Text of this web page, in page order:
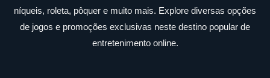
níqueis, roleta, pôquer e muito mais. Explore diversas opções
de jogos e promoções exclusivas neste destino popular de
entretenimento online.